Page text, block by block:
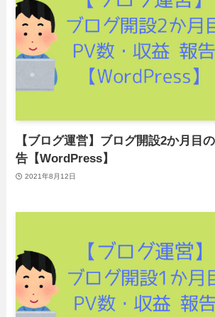
【ブログ運営】ブログ開設2か月目
告【WordPress】
2021年8月12日